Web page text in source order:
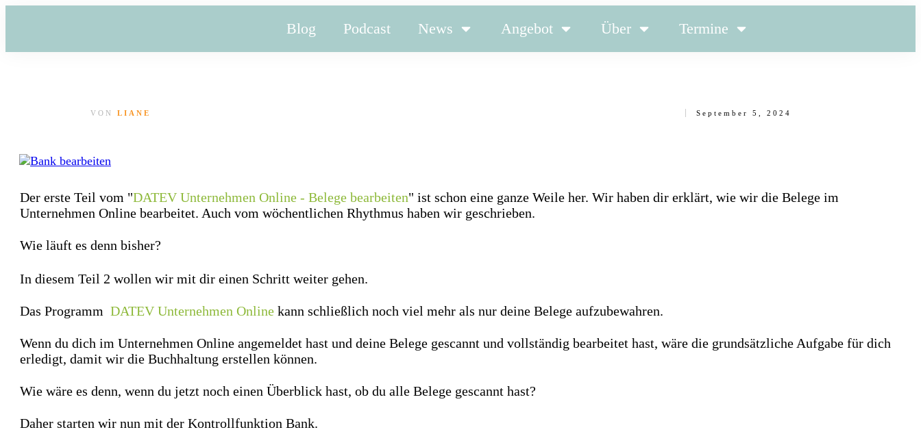
Blog Podcast News Angebot Über Termine
VON LIANE September 5, 2024
Der erste Teil vom "DATEV Unternehmen Online - Belege bearbeiten" ist schon eine ganze Weile her. Wir haben dir erklärt, wie wir die Belege im
Unternehmen Online bearbeitet. Auch vom wöchentlichen Rhythmus haben wir geschrieben.
Wie läuft es denn bisher?
In diesem Teil 2 wollen wir mit dir einen Schritt weiter gehen.
Das Programm DATEV Unternehmen Online kann schließlich noch viel mehr als nur deine Belege aufzubewahren.
Wenn du dich im Unternehmen Online angemeldet hast und deine Belege gescannt und vollständig bearbeitet hast, wäre die grundsätzliche Aufgabe für dich
erledigt, damit wir die Buchhaltung erstellen können.
Wie wäre es denn, wenn du jetzt noch einen Überblick hast, ob du alle Belege gescannt hast?
Daher starten wir nun mit der Kontrollfunktion Bank.